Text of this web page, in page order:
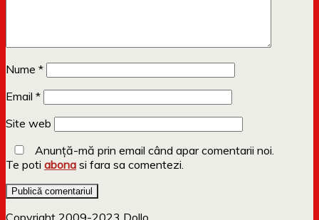
Nume *
Email *
Site web
Anunță-mă prin email când apar comentarii noi.
Te poti abona si fara sa comentezi.